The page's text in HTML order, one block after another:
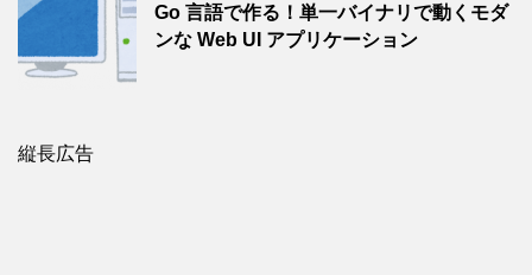
Go 言語で作る！単一バイナリで動くモダ
ンな Web UI アプリケーション
縦長広告